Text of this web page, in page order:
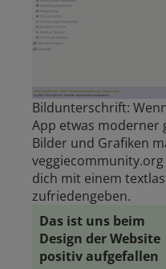
Bildunterschrift:
App etwas moderner
Bilder und Grafiken
dich mit einem
zufriedengeben.
Das ist uns beim
Design der Website
positiv aufgefallen